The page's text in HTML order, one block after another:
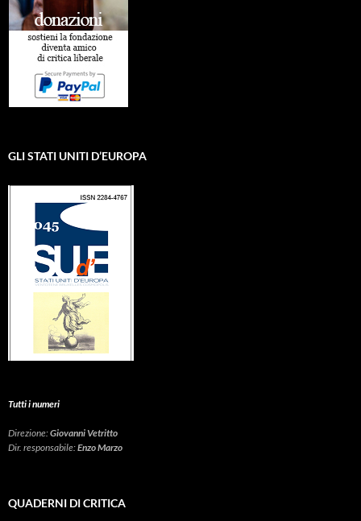
GLI STATI UNITI D’EUROPA
Tutti i numeri
Direzione:Giovanni Vetritto
Dir. responsabile:Enzo Marzo
QUADERNI DI CRITICA